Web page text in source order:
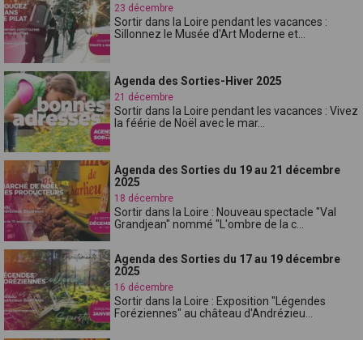
23 décembre
Sortir dans la Loire pendant les vacances :
Sillonnez le Musée d'Art Moderne et...
Agenda des Sorties-Hiver 2025
21 décembre
Sortir dans la Loire pendant les vacances : Vivez
la féérie de Noël avec le mar...
Agenda des Sorties du 19 au 21 décembre
2025
18 décembre
Sortir dans la Loire : Nouveau spectacle "Val
Grandjean" nommé "L'ombre de la c...
Agenda des Sorties du 17 au 19 décembre
2025
16 décembre
Sortir dans la Loire : Exposition "Légendes
Foréziennes" au château d'Andrézieu...